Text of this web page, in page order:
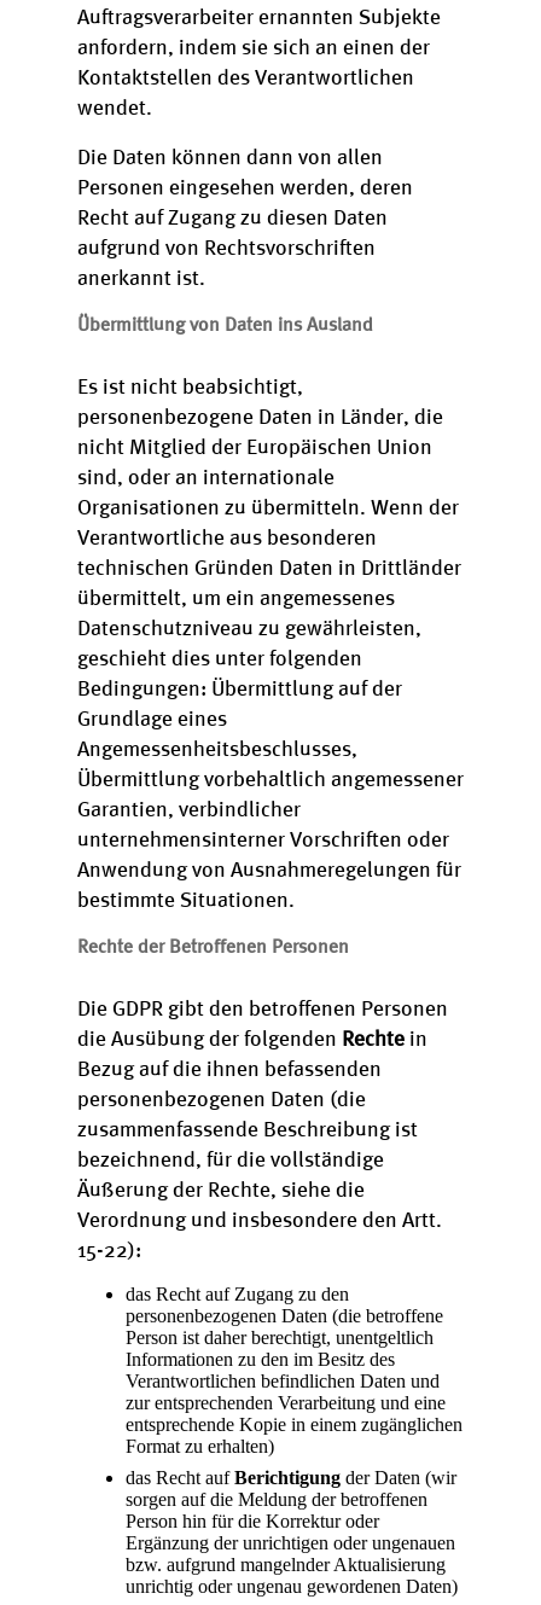
Auftragsverarbeiter ernannten Subjekte
anfordern, indem sie sich an einen der
Kontaktstellen des Verantwortlichen
wendet.
Die Daten können dann von allen
Personen eingesehen werden, deren
Recht auf Zugang zu diesen Daten
aufgrund von Rechtsvorschriften
anerkannt ist.
Übermittlung von Daten ins Ausland
Es ist nicht beabsichtigt,
personenbezogene Daten in Länder, die
nicht Mitglied der Europäischen Union
sind, oder an internationale
Organisationen zu übermitteln. Wenn der
Verantwortliche aus besonderen
technischen Gründen Daten in Drittländer
übermittelt, um ein angemessenes
Datenschutzniveau zu gewährleisten,
geschieht dies unter folgenden
Bedingungen: Übermittlung auf der
Grundlage eines
Angemessenheitsbeschlusses,
Übermittlung vorbehaltlich angemessener
Garantien, verbindlicher
unternehmensinterner Vorschriften oder
Anwendung von Ausnahmeregelungen für
bestimmte Situationen.
Rechte der Betroffenen Personen
Die GDPR gibt den betroffenen Personen
die Ausübung der folgenden Rechte in
Bezug auf die ihnen befassenden
personenbezogenen Daten (die
zusammenfassende Beschreibung ist
bezeichnend, für die vollständige
Äußerung der Rechte, siehe die
Verordnung und insbesondere den Artt.
15-22):
das Recht auf Zugang zu den
personenbezogenen Daten (die betroffene
Person ist daher berechtigt, unentgeltlich
Informationen zu den im Besitz des
Verantwortlichen befindlichen Daten und
zur entsprechenden Verarbeitung und eine
entsprechende Kopie in einem zugänglichen
Format zu erhalten)
das Recht aufBerichtigung der Daten (wir
sorgen auf die Meldung der betroffenen
Person hin für die Korrektur oder
Ergänzung der unrichtigen oder ungenauen
bzw. aufgrund mangelnder Aktualisierung
unrichtig oder ungenau gewordenen Daten)